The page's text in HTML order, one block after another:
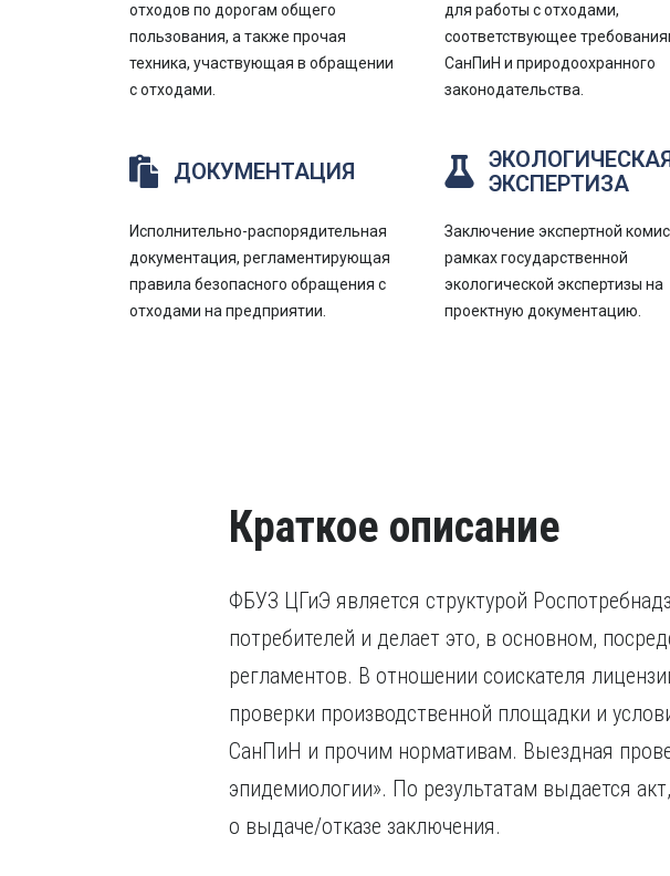
отходов по дорогам общего
пользования, а также прочая
техника, участвующая в обращении
с отходами.
для работы с отходами,
соответствующее
СанПиН и природоохранного
законодательства.
ДОКУМЕНТАЦИЯ
Исполнительно-распорядительная
документация, регламентирующая
правила безопасного обращения с
отходами на предприятии.
ЭКСПЕРТИЗА
Заключение экспертной
рамках государственной
экологической экспертизы на
проектную документацию.
Краткое описание
ФБУЗ ЦГиЭ является структурой
потребителей и делает это, в основном,
регламентов. В отношении соискателя
проверки производственной площадки и
СанПиН и прочим нормативам. Выездная
эпидемиологии». По результатам выдается
о выдаче/отказе заключения.